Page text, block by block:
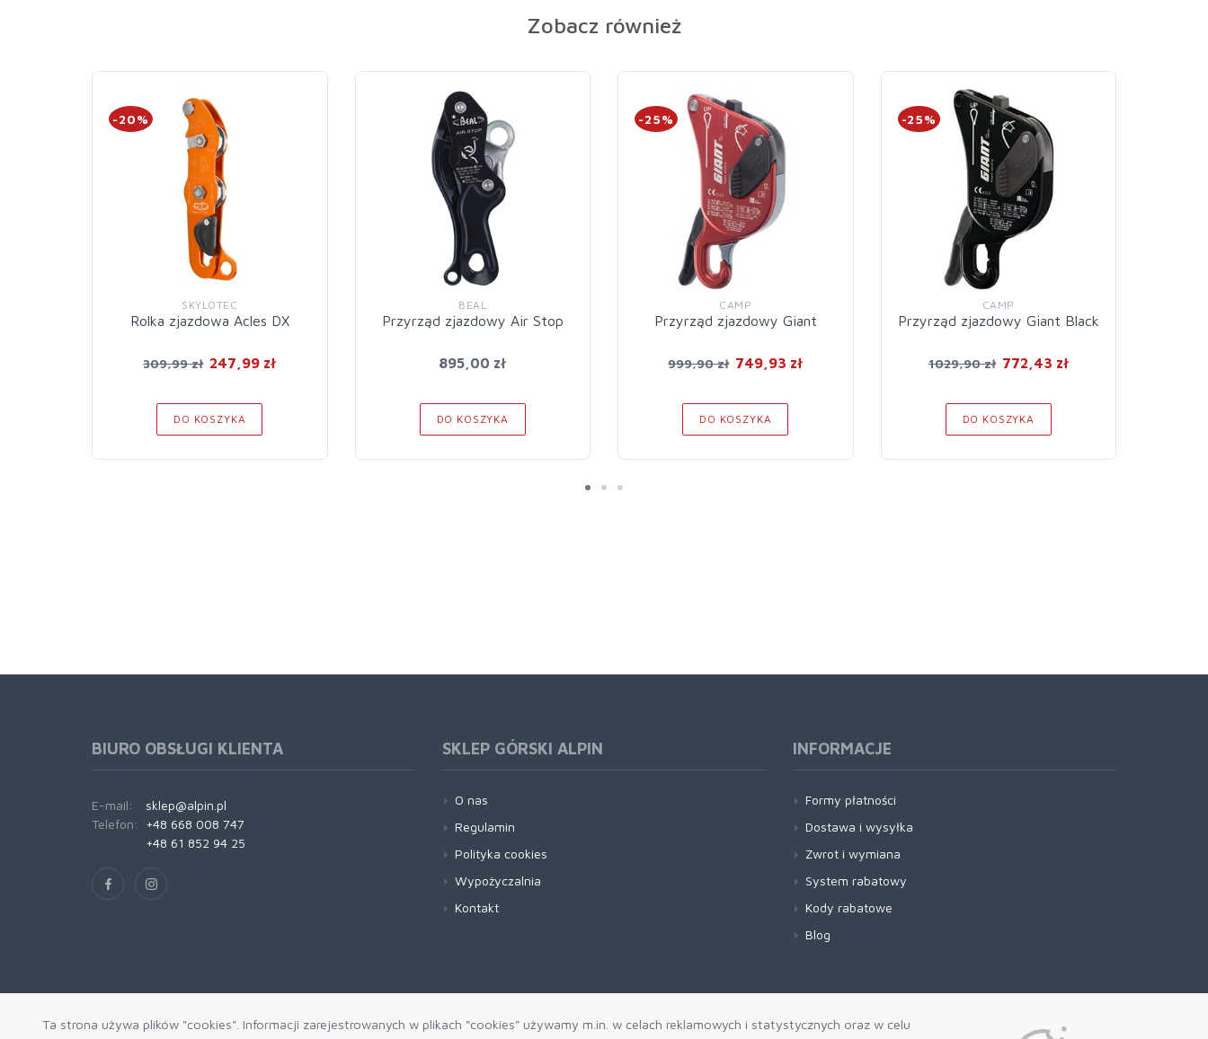
Ta strona używa plików "cookies". Informacji zarejestrowanych w plikach "cookies" używamy m.in. w celach reklamowych i statystycznych oraz w celu
Zobacz również
-20%
SKYLOTEC
Rolka zjazdowa Acles DX
309,99 zł 247,99 zł
DO KOSZYKA
BEAL
Przyrząd zjazdowy Air Stop
895,00 zł
DO KOSZYKA
-25%
CAMP
Przyrząd zjazdowy Giant
999,90 zł 749,93 zł
DO KOSZYKA
-25%
CAMP
Przyrząd zjazdowy Giant Black
1029,90 zł 772,43 zł
DO KOSZYKA
BIURO OBSŁUGI KLIENTA
E-mail:
sklep@alpin.pl
Telefon:
+48 668 008 747
+48 61 852 94 25
SKLEP GÓRSKI ALPIN
O nas
Regulamin
Polityka cookies
Wypożyczalnia
Kontakt
INFORMACJE
Formy płatności
Dostawa i wysyłka
Zwrot i wymiana
System rabatowy
Kody rabatowe
Blog